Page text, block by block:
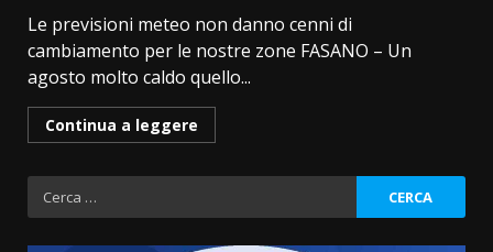
Le previsioni meteo non danno cenni di
cambiamento per le nostre zone FASANO – Un
agosto molto caldo quello...
Continua a leggere
Ricerca
per: